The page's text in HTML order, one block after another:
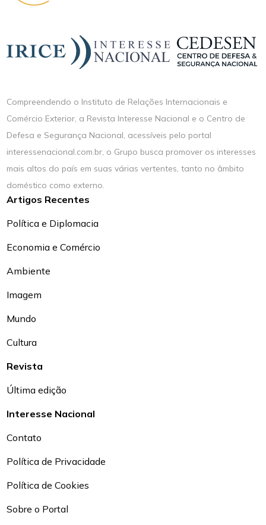
Compreendendo o Instituto de Relações Internacionais e
Comércio Exterior, a Revista Interesse Nacional e o Centro de
Defesa e Segurança Nacional, acessíveis pelo portal
interessenacional.com.br, o Grupo busca promover os interesses
mais altos do país em suas várias vertentes, tanto no âmbito
doméstico como externo.
Artigos Recentes
Política e Diplomacia
Economia e Comércio
Ambiente
Imagem
Mundo
Cultura
Revista
Última edição
Interesse Nacional
Contato
Política de Privacidade
Política de Cookies
Sobre o Portal